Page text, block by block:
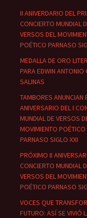
II ANIVERDARIO DEL
CONCIERTO MUNDIAL
VERSOS DEL
POÉTICO PARNASO
MEDALLA DE ORO
PARA EDWIN ANTONIO
SALINAS
TAMBORES ANUNCIAN
ANIVERSARIO DEL I
MUNDIAL DE VERSOS
MOVIMIENTO POÉTICO
PARNASO SIGLO XXI
PRÓXIMO II
CONCIERTO MUNDIAL
VERSOS DEL
POÉTICO PARNASO
VOCES QUE
FUTURO: ASÍ SE VIVIÓ